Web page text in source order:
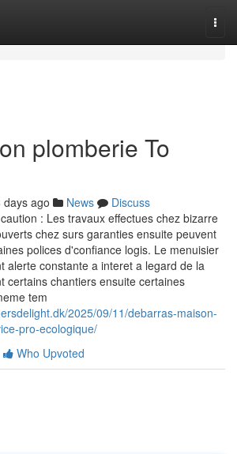
plomberie To
days ago News
Discuss
: Les travaux effectues chez bizarre
chez surs garanties ensuite peuvent
polices d'confiance logis. Le menuisier
alerte constante a interet a legard de la
certains chantiers ensuite certaines
tem
2025/09/11/debarras-maison-
pro-ecologique/
Who Upvoted